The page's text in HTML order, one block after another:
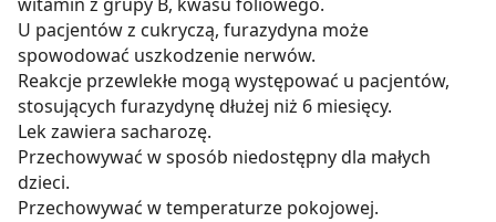
U pacjentów z cukryczą, furazydyna może
spowodować uszkodzenie nerwów.
Reakcje przewlekłe mogą występować u pacjentów,
stosujących furazydynę dłużej niż 6 miesięcy.
Lek zawiera sacharozę.
Przechowywać w sposób niedostępny dla małych
dzieci.
Przechowywać w temperaturze pokojowej.